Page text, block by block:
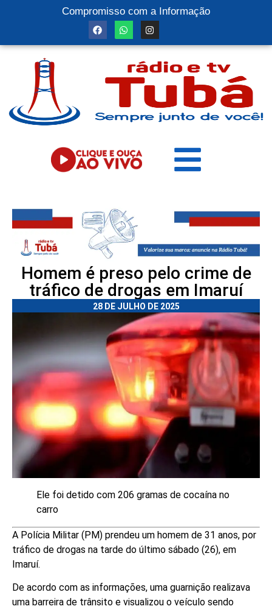
Compromisso com a Informação
Homem é preso pelo crime de
tráfico de drogas em Imaruí
28 DE JULHO DE 2025
Ele foi detido com 206 gramas de cocaína no
carro
A Polícia Militar (PM) prendeu um homem de 31 anos, por
tráfico de drogas na tarde do último sábado (26), em
Imaruí.
De acordo com as informações, uma guarnição realizava
uma barreira de trânsito e visualizou o veículo sendo